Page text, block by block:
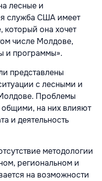
лесные и
служба США имеет
который она хочет
числе Молдове,
и программы».
представлены
с лесными и
Проблемы
на них влияют
и деятельность
методологии
региональном и
на возможности